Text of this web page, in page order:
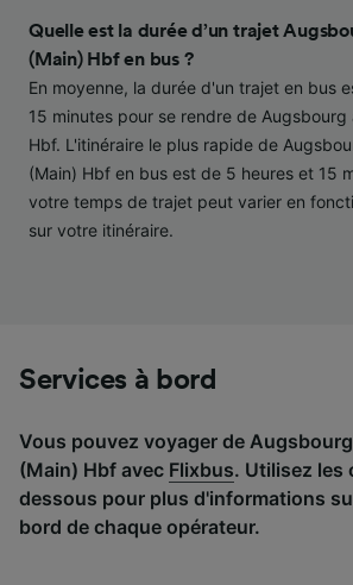
Quelle est la durée d’un trajet
(Main) Hbf en bus ?
En moyenne, la durée d'un trajet en bus
15 minutes pour se rendre de Augsbourg
Hbf. L'itinéraire le plus rapide de
(Main) Hbf en bus est de 5 heures et 15
votre temps de trajet peut varier en
sur votre itinéraire.
Services à bord
Vous pouvez voyager de
(Main) Hbf avec Flixbus. Utilisez les
dessous pour plus d'informations
bord de chaque opérateur.
performance des publicités et
études d’audience et
services.
Liste de nos partenaires